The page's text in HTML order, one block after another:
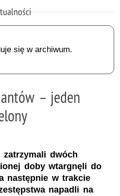
się w archiwum.
– jeden
dwóch
doby wtargnęli do
następnie w trakcie
napadli na